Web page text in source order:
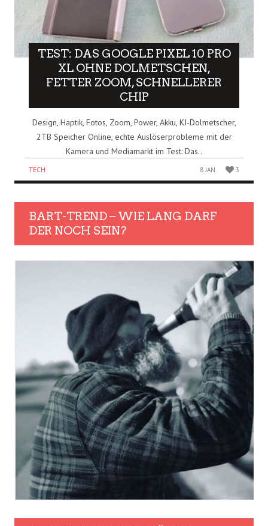
TEST: DAS GOOGLE PIXEL 10 PRO
XL OHNE DOLMETSCHEN,
FETTER ZOOM, SCHNELLERER
CHIP
Design, Haptik, Fotos, Zoom, Power, Akku, KI-Dolmetscher,
2TB Speicher Online, echte Auslöserprobleme mit der
Kamera und Mediamarkt im Test: Das..
TECH 8 JAN. 3
BART-TREND – WIE LANG DARF
DER NOCH SEIN?